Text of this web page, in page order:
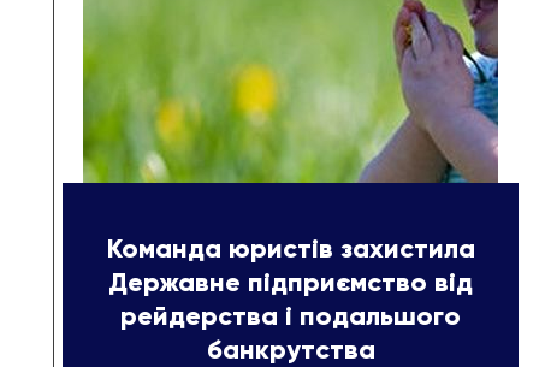
Команда юристів захистила
Державне підприємство від
рейдерства і подальшого
банкрутства